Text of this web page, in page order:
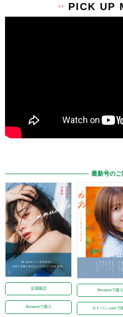
PICK UP
最新号のご
定期購読
Amazonで購入
Amazonで購入
ヨドバシ.comで